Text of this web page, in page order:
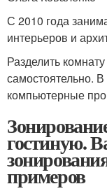
С 2010 года
интерьеров и
Разделить
самостоятельно.
компьютерные
гостиную.
примеров